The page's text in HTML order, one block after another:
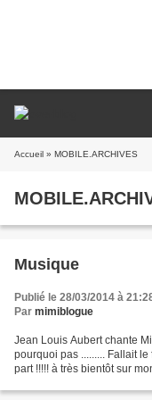
Accueil » MOBILE.ARCHIVES
Musique
Publié le 28/03/2014 à
Par mimiblogue
Jean Louis Aubert chante
pourquoi pas ......... Fallait
part !!!!! à très bientôt sur